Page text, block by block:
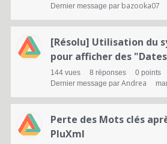
t
e
d
d
Dernier message par bazooka07
[Résolu] Utilisation du
pour afficher des
144 vues 8 réponses 0 points
Dernier message par Andrea
Perte des Mots clés
PluXml